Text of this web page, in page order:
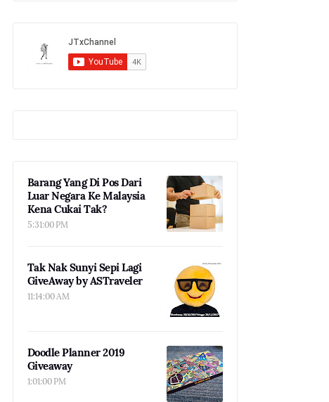
Barang Yang Di Pos Dari
Luar Negara Ke Malaysia
Kena Cukai Tak?
5:31:00 PM
Tak Nak Sunyi Sepi Lagi
GiveAway by ASTraveler
11:14:00 AM
Doodle Planner 2019
Giveaway
1:01:00 PM